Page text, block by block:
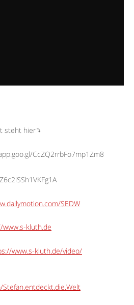
steht hier⤵︎
CcZQ2rrbFo7mp1Zm8
SEDW
kluth.de
www.s-kluth.de/video/